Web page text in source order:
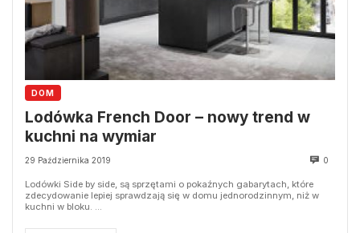
DOM
Lodówka French Door – nowy trend w
kuchni na wymiar
29 Października 2019 0
Lodówki Side by side, są sprzętami o pokaźnych gabarytach, które
zdecydowanie lepiej sprawdzają się w domu jednorodzinnym, niż w
kuchni w bloku. ...